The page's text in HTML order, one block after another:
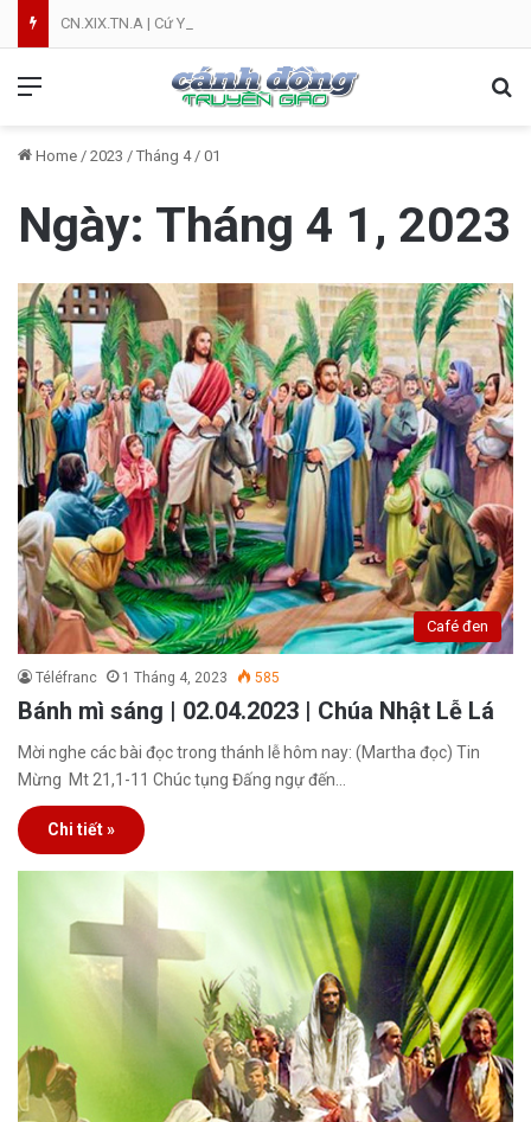
CN.XIX.TN.A | Cứ Yên Tâm | NVT
Home / 2023 / Tháng 4 / 01
Ngày: Tháng 4 1, 2023
Café đen
Téléfranc 1 Tháng 4, 2023 585
Bánh mì sáng | 02.04.2023 | Chúa Nhật Lễ Lá
Mời nghe các bài đọc trong thánh lễ hôm nay: (Martha đọc) Tin
Mừng Mt 21,1-11 Chúc tụng Đấng ngự đến…
Chi tiết »